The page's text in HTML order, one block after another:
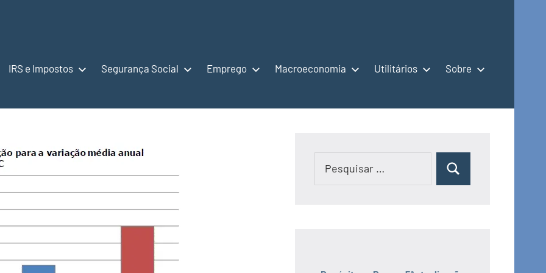
IRS e Impostos Segurança Social Emprego Macroeconomia Utilitários Sobre
Pesquisar